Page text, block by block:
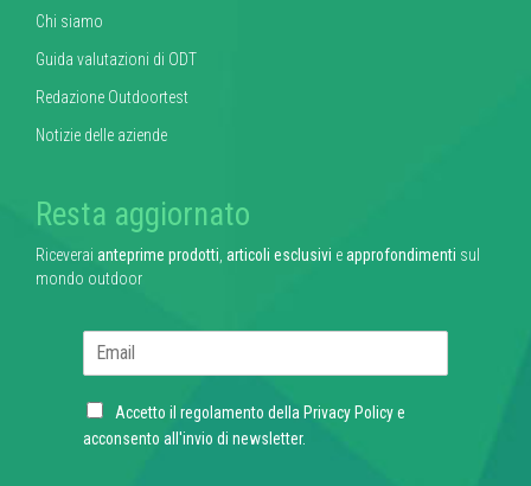
Chi siamo
Guida valutazioni di ODT
Redazione Outdoortest
Notizie delle aziende
Resta aggiornato
Riceverai anteprime prodotti articoli esclusivi eapprofondimenti sul
mondo outdoor
l
C
h
Accetto il regolamento della Privacy Policye
acconsento all'invio di newsletter.